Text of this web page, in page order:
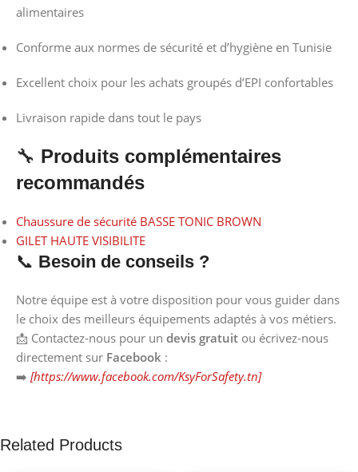
alimentaires
Conforme aux normes de sécurité et d’hygiène en Tunisie
Excellent choix pour les achats groupés d’EPI confortables
Livraison rapide dans tout le pays
🔧 Produits complémentaires
recommandés
Chaussure de sécurité BASSE TONIC BROWN
GILET HAUTE VISIBILITE
📞 Besoin de conseils ?
Notre équipe est à votre disposition pour vous guider dans
le choix des meilleurs équipements adaptés à vos métiers.
📩 Contactez-nous pour un devis gratuit ou écrivez-nous
directement sur Facebook :
➡️ [https://www.facebook.com/KsyForSafety.tn]
Related Products